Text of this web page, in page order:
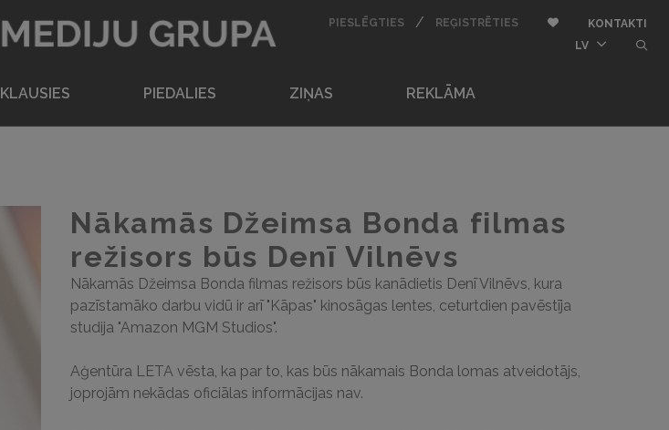
PIESLĒGTIESAUTORIZĒTIES
/ REĢISTRĒTIESREĢISTRĒTIESPievienot pie iemīļota
KONTAKTI
LV
KLAUSIES PIEDALIES ZIŅAS REKLĀMA
Nākamās Džeimsa Bonda filmas
režisors būs Denī Vilnēvs
Nākamās Džeimsa Bonda filmas režisors būs kanādietis Denī Vilnēvs, kura
pazīstamāko darbu vidū ir arī "Kāpas" kinosāgas lentes, ceturtdien pavēstīja
studija "Amazon MGM Studios".
Aģentūra LETA vēsta, ka par to, kas būs nākamais Bonda lomas atveidotājs,
joprojām nekādas oficiālas informācijas nav.